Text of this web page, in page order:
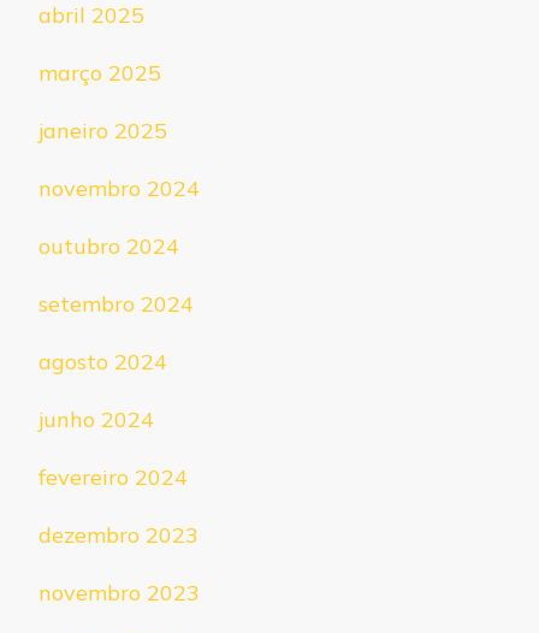
abril 2025
março 2025
janeiro 2025
novembro 2024
outubro 2024
setembro 2024
agosto 2024
junho 2024
fevereiro 2024
dezembro 2023
novembro 2023